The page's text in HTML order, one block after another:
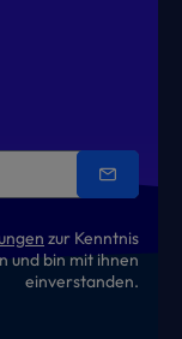
zur Kenntnis
und bin mit ihnen
einverstanden.